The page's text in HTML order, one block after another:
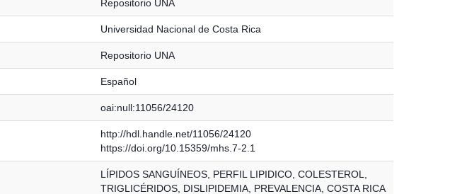
Repositorio UNA
Universidad Nacional de Costa Rica
Repositorio UNA
Español
oai:null:11056/24120
http://hdl.handle.net/11056/24120
https://doi.org/10.15359/mhs.7-2.1
LÍPIDOS SANGUÍNEOS, PERFIL LIPIDICO, COLESTEROL,
TRIGLICÉRIDOS, DISLIPIDEMIA, PREVALENCIA, COSTA RICA